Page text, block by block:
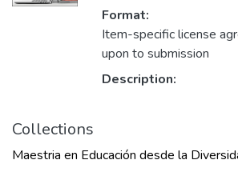
Format:
Item-specific license
upon to submission
Description:
Collections
Maestria en Educación desde la